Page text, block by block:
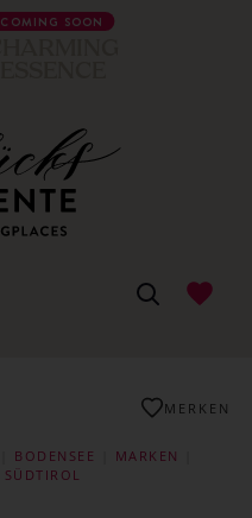
COMING SOON
BODENSEE MARKEN
SÜDTIROL
MERKEN